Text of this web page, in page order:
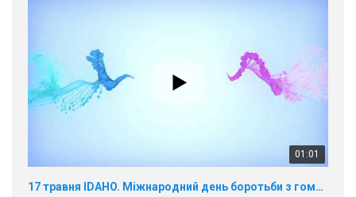
01:01
17 травня IDAHO. Міжнародний день боротьби з гомофобією трансфобією і біфобія.